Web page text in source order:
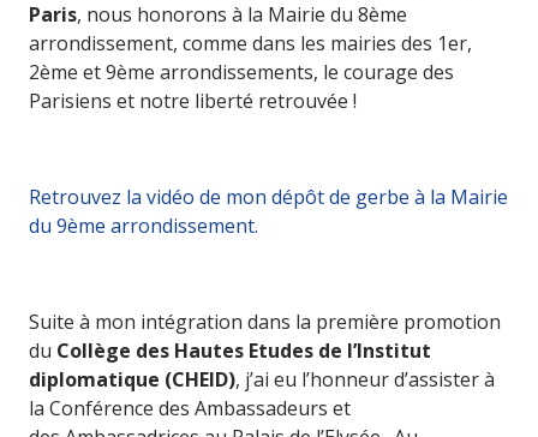
Paris, nous honorons à la Mairie du 8ème
arrondissement, comme dans les mairies des 1er,
2ème et 9ème arrondissements, le courage des
Parisiens et notre liberté retrouvée !
Retrouvez la vidéo de mon dépôt de gerbe à la Mairie
du 9ème arrondissement.
Suite à mon intégration dans la première promotion
du Collège des Hautes Etudes de l’Institut
diplomatique (CHEID), j’ai eu l’honneur d’assister à
la Conférence des Ambassadeurs et